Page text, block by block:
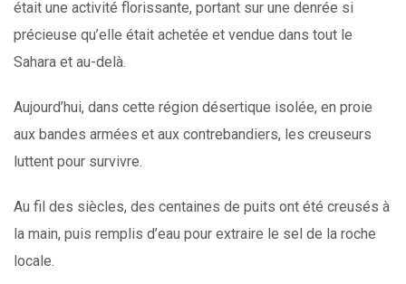
était une activité florissante, portant sur une denrée si
précieuse qu’elle était achetée et vendue dans tout le
Sahara et au-delà.
Aujourd’hui, dans cette région désertique isolée, en proie
aux bandes armées et aux contrebandiers, les creuseurs
luttent pour survivre.
Au fil des siècles, des centaines de puits ont été creusés à
la main, puis remplis d’eau pour extraire le sel de la roche
locale.